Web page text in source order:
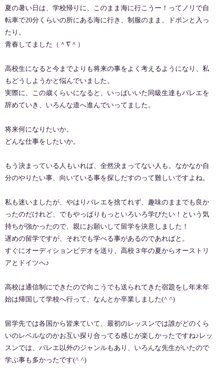
夏の暑い日は、学校帰りに、このまま海に行こうー！ってノリで自
転車で20分くらいの所にある海に行き、制服のまま、ドボンと入っ
たり。
青春してました（＾∇＾）
高校生になると今までよりも将来の事をよく考えるようになり、私
もどうしようかと悩んでいました。
実際に、この歳くらいになると、いっぱいいた同級生達もバレエを
辞めていき、いろんな道へ進んでいってました。
将来何になりたいか。
どんな仕事をしたいか。
もう決まっている人もいれば、全然決まってない人も。なかなか自
分のやりたい事、向いている事を探しだすのって難しいですよね。
私も迷いましたが、やはりバレエを捨てれず、趣味のままでも良か
ったのだけれど、でもやっぱりもっといろいろ学びたい！という気
持ちが強かったので、親にお願いして留学を決意しました！
遅めの留学ですが、それでも学べる事があるのであればと。
すぐにオーディションビデオを送り、高校３年の夏からオーストリ
アとドイツへ♪
高校は通信制にできたので向こうでも送られてきた宿題をし年末年
始は帰国して学校へ行って、なんとか卒業しました(^ ^)
留学先では各国から皆来ていて、最初のレッスンでは誰がどのくら
いのレベルなのかお互い探り合ってる感じが楽しかったですね♪レッ
スンでは、バレエ以外のジャンルもあり、いろんな先生がいたので
学ぶ事も多かったです(^ ^)